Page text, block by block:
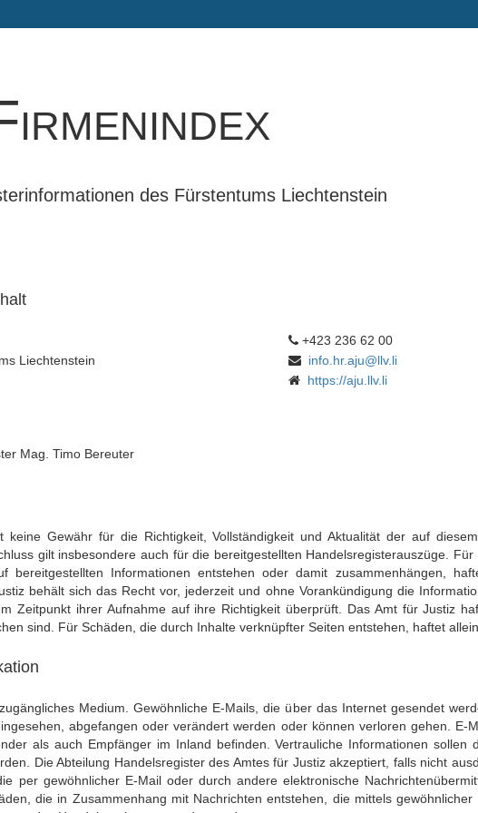
des Fürstentums Liechtenstein
Liechtenstein
+423 236 62 00
info.hr.aju@llv.li
https://aju.llv.li
Mag. Timo Bereuter
keine Gewähr für die Richtigkeit, Vollständigkeit und Aktualität der auf
gilt insbesondere auch für die bereitgestellten Handelsregisterauszüge.
bereitgestellten Informationen entstehen oder damit zusammenhängen,
behält sich das Recht vor, jederzeit und ohne Vorankündigung die
Zeitpunkt ihrer Aufnahme auf ihre Richtigkeit überprüft. Das Amt für Justiz
sind. Für Schäden, die durch Inhalte verknüpfter Seiten entstehen, haftet
Medium. Gewöhnliche E-Mails, die über das Internet gesendet
abgefangen oder verändert werden oder können verloren gehen. E-
als auch Empfänger im Inland befinden. Vertrauliche Informationen
Die Abteilung Handelsregister des Amtes für Justiz akzeptiert, falls nicht
per gewöhnlicher E-Mail oder durch andere elektronische
die in Zusammenhang mit Nachrichten entstehen, die mittels